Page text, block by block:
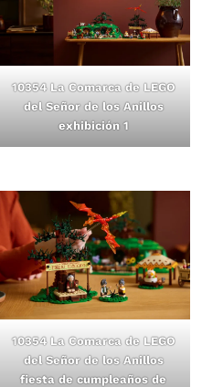
10354 La Comarca de LEGO
del Señor de los Anillos
exhibición 1
10354 La Comarca de LEGO
del Señor de los Anillos
fiesta de cumpleaños de